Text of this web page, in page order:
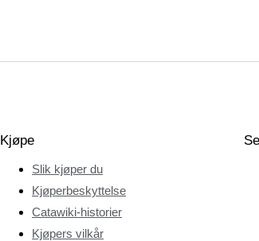
Kjøpe
Slik kjøper du
Kjøperbeskyttelse
Catawiki-historier
Kjøpers vilkår